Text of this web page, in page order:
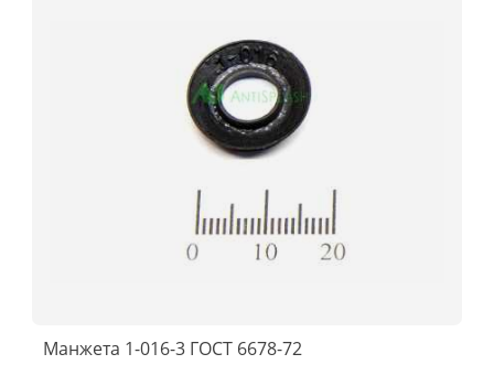
Манжета 1-016-3 ГОСТ 6678-72